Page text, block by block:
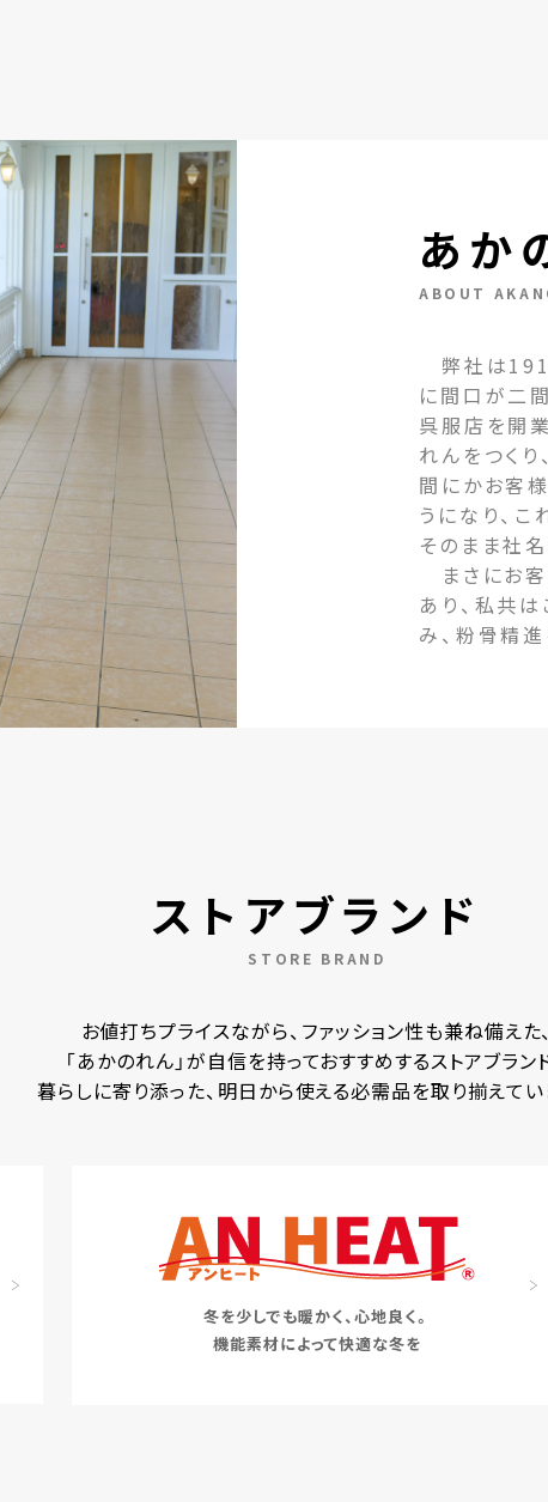
あか
ABOUT
弊社は
に間口が二
呉服店を開
れんをつく
間にかお客
うになり、
そのまま社
まさにお客
あり、私共
み、粉骨精
ストアブランド
STORE BRAND
お値打ちプライスながら、ファッション性も兼ね備えた、
「あかのれん」が自信を持っておすすめするストアブラン
暮らしに寄り添った、明日から使える必需品を取り揃えてい
冬を少しでも暖かく、心地良く。
機能素材によって快適な冬を